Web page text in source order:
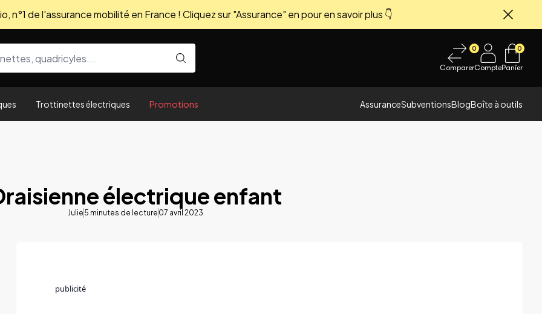
n°1 de l'assurance mobilité en France ! Cliquez sur "Assurance" en pour en savoir plus 👇
0
ComparerCompte
0
Panier
Trottinettes électriques Promotions AssuranceSubventionsBlogBoîte à outils
électrique enfant
Julie 5 minutes de lecture 07 avril 2023
publicité